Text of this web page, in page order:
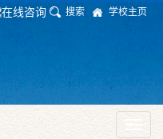
搜索 学校主页
Toggle